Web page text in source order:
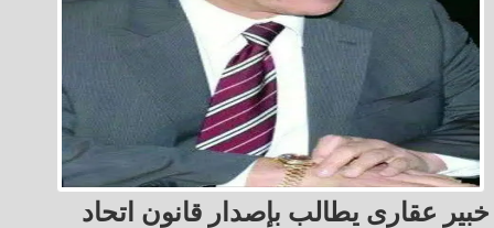
خبير عقارى يطالب بإصدار قانون اتحاد